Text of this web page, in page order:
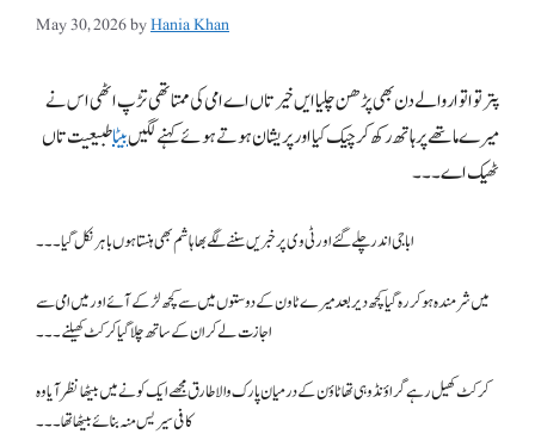
May 30, 2026byHania Khan
پتر تو اتوار والے دن بھی پڑھن چلیا ایں خیر تاں اے امی کی ممتا تھی تڑپ اٹھی اس نے
میرے ماتھے پر ہاتھ رکھ کر چیک کیا اور پریشان ہوتے ہوئے کہنے لگیںبیٹاطبیعیت تاں
ٹھیک اے۔۔۔
ابا جی اندر چلے گئے اور ٹی وی پر خبریں سننے لگے بھا ہاشم بھی ہنستا ہوں باہر نکل گیا۔۔۔
میں شرمندہ ہو کر رہ گیا کچھ دیر بعد میرے ٹاون کے دوستوں میں سے کچھ لڑکے آئے اور میں امی سے
اجازت لے کر ان کے ساتھ چلا گیا کرکٹ کھیلنے۔۔۔
کرکٹ کھیل رہے گراؤنڈ وہی تھا ٹاؤن کے درمیان پارک والا طارق مجھے ایک کونے میں بیٹھا نظر آیا وہ
کافی سیریس منہ بنائے بیٹھا تھا۔۔۔